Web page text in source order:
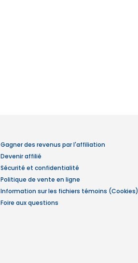
Gagner des revenus par l'affiliation
Devenir affilié
Sécurité et confidentialité
Politique de vente en ligne
Information sur les fichiers témoins (Cookies)
Foire aux questions